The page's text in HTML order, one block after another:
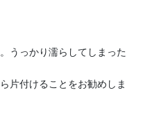
うっかり濡らしてしまった
片付けることをお勧めしま